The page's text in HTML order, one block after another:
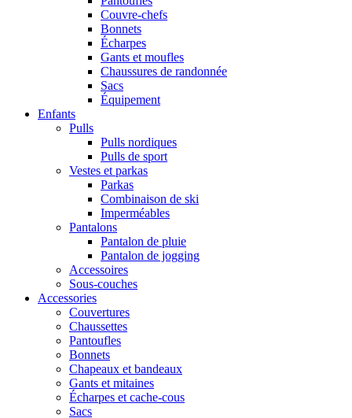
Couvre-chefs
Bonnets
Écharpes
Gants et moufles
Chaussures de randonnée
Sacs
Équipement
Enfants
Pulls
Pulls nordiques
Pulls de sport
Vestes et parkas
Parkas
Combinaison de ski
Imperméables
Pantalons
Pantalon de pluie
Pantalon de jogging
Accessoires
Sous-couches
Accessories
Couvertures
Chaussettes
Pantoufles
Bonnets
Chapeaux et bandeaux
Gants et mitaines
Écharpes et cache-cous
Sacs